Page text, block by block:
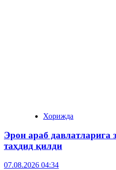
Хорижда
Эрон араб давлатларига
таҳдид қилди
07.08.2026 04:34